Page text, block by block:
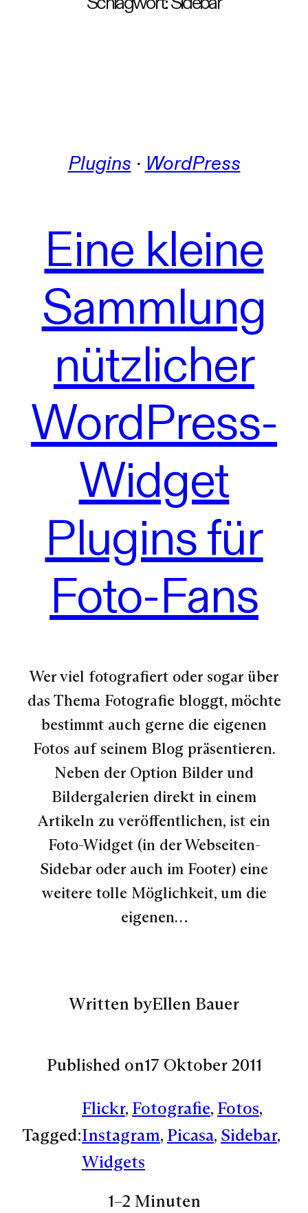
Plugins · WordPress
Eine kleine
Sammlung
nützlicher
WordPress-
Widget
Plugins für
Foto-Fans
Wer viel fotografiert oder sogar über
das Thema Fotografie bloggt, möchte
bestimmt auch gerne die eigenen
Fotos auf seinem Blog präsentieren.
Neben der Option Bilder und
Bildergalerien direkt in einem
Artikeln zu veröffentlichen, ist ein
Foto-Widget (in der Webseiten-
Sidebar oder auch im Footer) eine
weitere tolle Möglichkeit, um die
eigenen…
Written byEllen Bauer
Published on17 Oktober 2011
Tagged:
Flickr, Fotografie, Fotos
Instagram, Picasa, Sidebar
Widgets
1–2 Minuten